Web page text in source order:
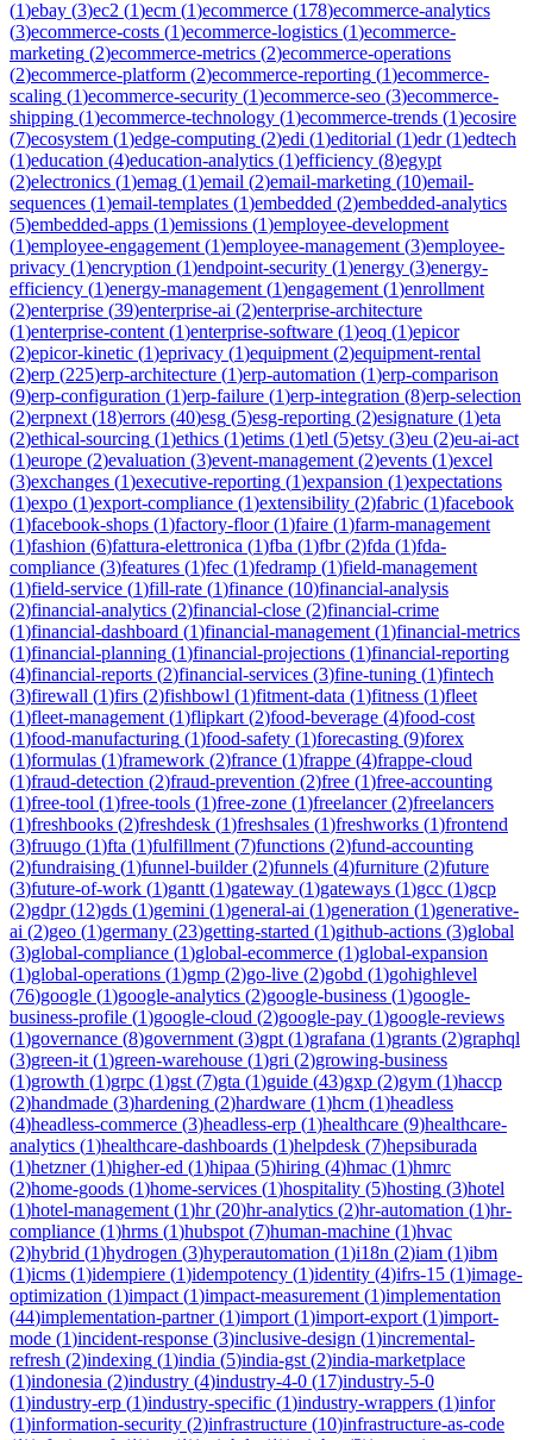
(1)ebay (3)ec2 (1)ecm (1)ecommerce (178)ecommerce-analytics
(3)ecommerce-costs (1)ecommerce-logistics (1)ecommerce-
marketing (2)ecommerce-metrics (2)ecommerce-operations
(2)ecommerce-platform (2)ecommerce-reporting (1)ecommerce-
scaling (1)ecommerce-security (1)ecommerce-seo (3)ecommerce-
shipping (1)ecommerce-technology (1)ecommerce-trends (1)ecosire
(7)ecosystem (1)edge-computing (2)edi (1)editorial (1)edr(1)edtech
(1)education (4)education-analytics (1)efficiency (8)egypt
(2)electronics (1)emag (1)email (2)email-marketing (10)email-
sequences (1)email-templates (1)embedded (2)embedded-analytics
(5)embedded-apps (1)emissions (1)employee-development
(1)employee-engagement (1)employee-management (3)employee-
privacy (1)encryption (1)endpoint-security (1)energy (3)energy-
efficiency (1)energy-management (1)engagement (1)enrollment
(2)enterprise (39)enterprise-ai (2)enterprise-architecture
(1)enterprise-content (1)enterprise-software (1)eoq (1)epicor
(2)epicor-kinetic (1)eprivacy (1)equipment (2)equipment-rental
(2)erp (225)erp-architecture (1)erp-automation (1)erp-comparison
(9)erp-configuration (1)erp-failure (1)erp-integration (8)erp-selection
(2)erpnext (18)errors (40)esg (5)esg-reporting (2)esignature (1)eta
(2)ethical-sourcing (1)ethics (1)etims (1)etl (5)etsy (3)eu (2)eu-ai-act
(1)europe (2)evaluation (3)event-management (2)events (1)excel
(3)exchanges (1)executive-reporting (1)expansion (1)expectations
(1)expo (1)export-compliance (1)extensibility (2)fabric (1)facebook
(1)facebook-shops (1)factory-floor(1)faire (1)farm-management
(1)fashion (6)fattura-elettronica (1)fba (1)fbr(2)fda (1)fda-
compliance (3)features (1)fec (1)fedramp (1)field-management
(1)field-service (1)fill-rate (1)finance (10)financial-analysis
(2)financial-analytics (2)financial-close (2)financial-crime
(1)financial-dashboard (1)financial-management (1)financial-metrics
(1)financial-planning (1)financial-projections (1)financial-reporting
(4)financial-reports (2)financial-services (3)fine-tuning (1)fintech
(3)firewall (1)firs (2)fishbowl (1)fitment-data (1)fitness (1)fleet
(1)fleet-management (1)flipkart (2)food-beverage (4)food-cost
(1)food-manufacturing (1)food-safety (1)forecasting (9)forex
(1)formulas (1)framework (2)france (1)frappe (4)frappe-cloud
(1)fraud-detection (2)fraud-prevention (2)free (1)free-accounting
(1)free-tool (1)free-tools (1)free-zone (1)freelancer(2)freelancers
(1)freshbooks (2)freshdesk (1)freshsales (1)freshworks (1)frontend
(3)fruugo (1)fta (1)fulfillment (7)functions (2)fund-accounting
(2)fundraising (1)funnel-builder(2)funnels (4)furniture (2)future
(3)future-of-work (1)gantt (1)gateway (1)gateways (1)gcc (1)gcp
(2)gdpr(12)gds (1)gemini (1)general-ai (1)generation (1)generative-
ai (2)geo (1)germany (23)getting-started (1)github-actions (3)global
(3)global-compliance (1)global-ecommerce (1)global-expansion
(1)global-operations (1)gmp (2)go-live (2)gobd (1)gohighlevel
(76)google (1)google-analytics (2)google-business (1)google-
business-profile (1)google-cloud (2)google-pay (1)google-reviews
(1)governance (8)government (3)gpt (1)grafana (1)grants (2)graphql
(3)green-it (1)green-warehouse (1)gri (2)growing-business
(1)growth (1)grpc (1)gst (7)gta (1)guide (43)gxp (2)gym (1)haccp
(2)handmade (3)hardening (2)hardware (1)hcm (1)headless
(4)headless-commerce (3)headless-erp (1)healthcare (9)healthcare-
analytics (1)healthcare-dashboards (1)helpdesk (7)hepsiburada
(1)hetzner(1)higher-ed (1)hipaa (5)hiring (4)hmac (1)hmrc
(2)home-goods (1)home-services (1)hospitality (5)hosting (3)hotel
(1)hotel-management (1)hr(20)hr-analytics (2)hr-automation (1)hr-
compliance (1)hrms (1)hubspot (7)human-machine (1)hvac
(2)hybrid (1)hydrogen (3)hyperautomation (1)i18n (2)iam (1)ibm
(1)icms (1)idempiere (1)idempotency (1)identity (4)ifrs-15 (1)image-
optimization (1)impact (1)impact-measurement (1)implementation
(44)implementation-partner(1)import (1)import-export (1)import-
mode (1)incident-response (3)inclusive-design (1)incremental-
refresh (2)indexing (1)india (5)india-gst (2)india-marketplace
(1)indonesia (2)industry (4)industry-4-0 (17)industry-5-0
(1)industry-erp (1)industry-specific (1)industry-wrappers (1)infor
(1)information-security (2)infrastructure (10)infrastructure-as-code